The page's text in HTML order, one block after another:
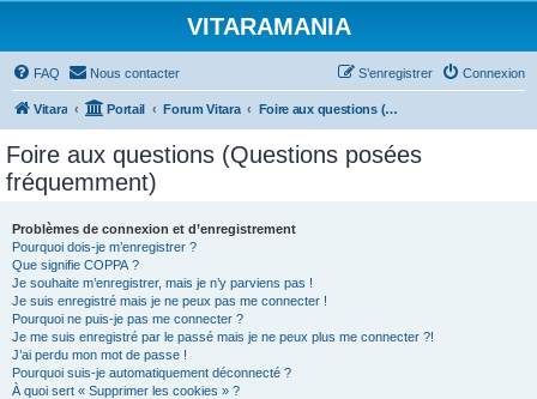
VITARAMANIA
FAQ Nous contacter Connexion
S’enregistrer
Vitara Portail Forum Vitara Foire aux questions (Questions posées fréquemment)
Foire aux questions (Questions posées
fréquemment)
Problèmes de connexion et d’enregistrement
Pourquoi dois-je m’enregistrer ?
Que signifie COPPA ?
Je souhaite m’enregistrer, mais je n’y parviens pas !
Je suis enregistré mais je ne peux pas me connecter !
Pourquoi ne puis-je pas me connecter ?
Je me suis enregistré par le passé mais je ne peux plus me connecter ?!
J’ai perdu mon mot de passe !
Pourquoi suis-je automatiquement déconnecté ?
À quoi sert « Supprimer les cookies » ?